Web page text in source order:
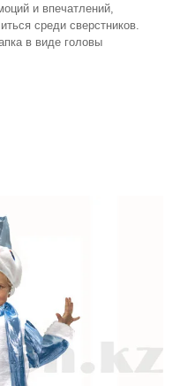
и впечатлений,
среди сверстников.
в виде головы